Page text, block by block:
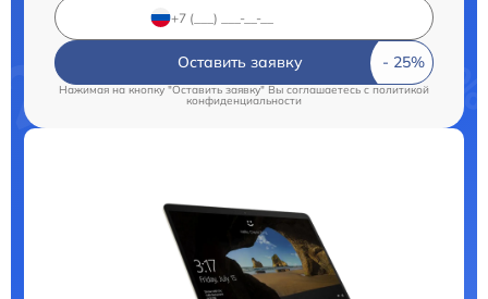
Оставить заявку
Нажимая на кнопку "Оставить заявку" Вы соглашаетесь c политикой
конфиденциальности